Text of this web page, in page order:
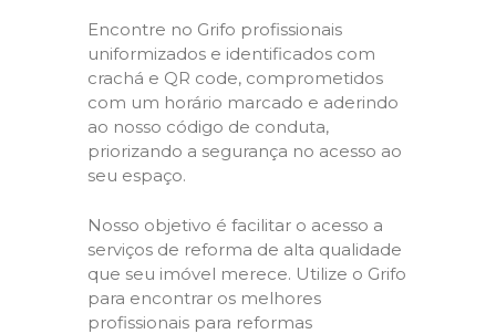
Encontre no Grifo profissionais
uniformizados e identificados com
crachá e QR code, comprometidos
com um horário marcado e aderindo
ao nosso código de conduta,
priorizando a segurança no acesso ao
seu espaço.
Nosso objetivo é facilitar o acesso a
serviços de reforma de alta qualidade
que seu imóvel merece. Utilize o Grifo
para encontrar os melhores
profissionais para reformas